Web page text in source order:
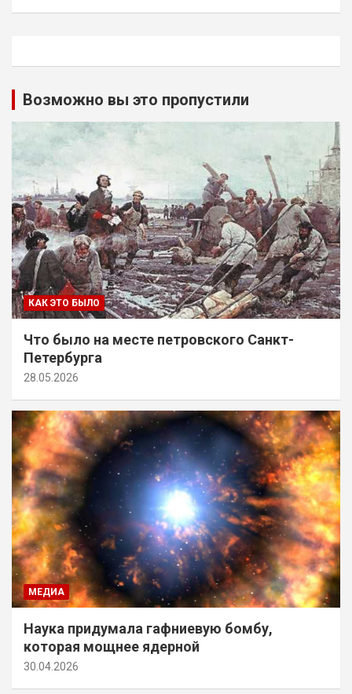
Возможно вы это пропустили
КАК ЭТО БЫЛО
Что было на месте петровского Санкт-
Петербурга
28.05.2026
МЕДИА
Наука придумала гафниевую бомбу,
которая мощнее ядерной
30.04.2026